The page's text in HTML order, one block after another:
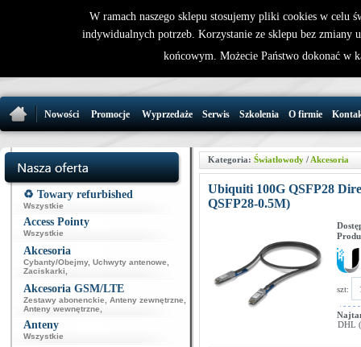
32 721 86
Nowości Promocje Wyprzedaże Serwis Szkolenia O firmie
♻️ Towary refurbished
Wszystkie
Access Pointy
Wszystkie
Akcesoria
Cybanty/Obejmy, Uchwyty antenowe
Zaciskarki
Akcesoria GSM/LTE
Zestawy abonenckie Anteny zewnętrzne
Anteny wewnętrzne
Anteny
Wszystkie
Kategoria: Światłowody/ Akcesoria
Ubiquiti 100G QSFP28
QSFP28-0.5M)
szt:
DHL
W ramach naszego sklepu stosujemy pliki cookies w celu
indywidualnych potrzeb. Korzystanie ze sklepu bez zmiany
końcowym. Możecie Państwo dokonać w